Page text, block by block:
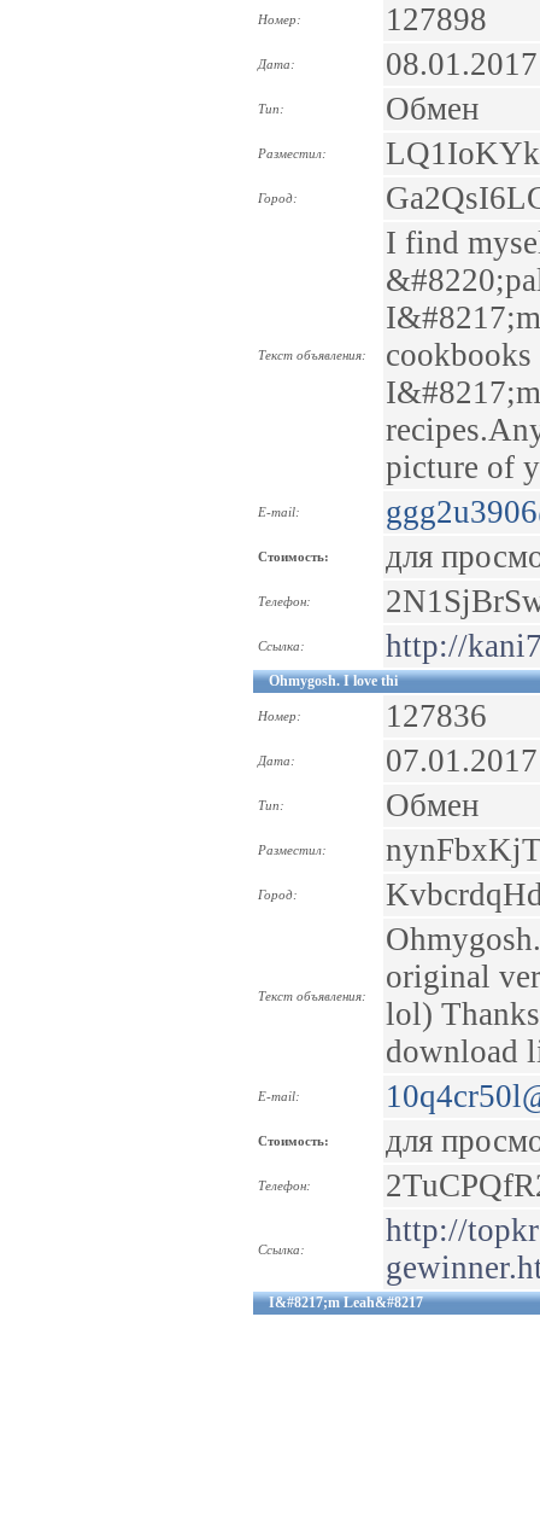
Номер: 127898
Дата: 08.01.2017
Тип: Обмен
Разместил: LQ1IoKYk
Город:
Текст объявления:
I find
cookbooks
picture of
E-mail:
Стоимость: для
Телефон:
Ссылка: http://
Ohmygosh. I love thi
Номер: 127836
Дата: 07.01.2017
Тип: Обмен
Разместил:
Город:
Текст объявления:
original
lol)
download
E-mail:
Стоимость: для
Телефон:
Ссылка:
http://
I&#8217;m Leah&#8217